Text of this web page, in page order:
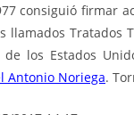
consiguió firmar
llamados Tratados
los Estados
Antonio Noriega.